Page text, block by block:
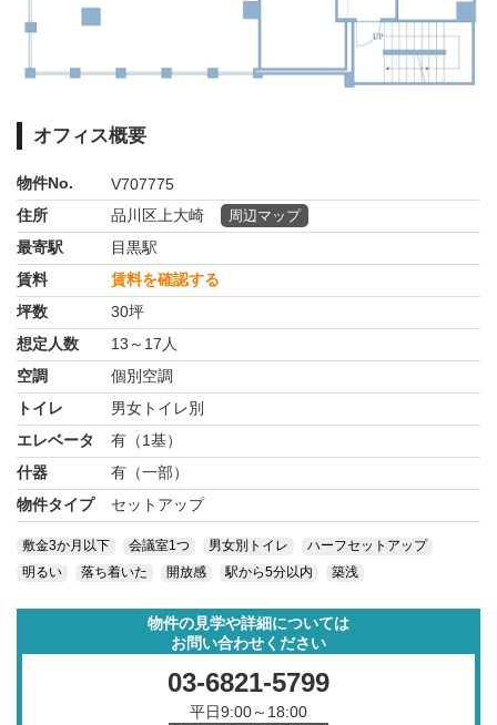
オフィス概要
物件No.
V707775
住所
品川区上大崎 周辺マップ
最寄駅
目黒駅
賃料
賃料を確認する
坪数
30坪
想定人数
13～17人
空調
個別空調
トイレ
男女トイレ別
エレベータ
有（1基）
什器
有（一部）
物件タイプ
セットアップ
敷金3か月以下 会議室1つ 男女別トイレ
ハーフセットアップ
明るい
落ち着いた 開放感 駅から5分以内 築浅
物件の見学や詳細については
お問い合わせください
03-6821-5799
平日9:00～18:00